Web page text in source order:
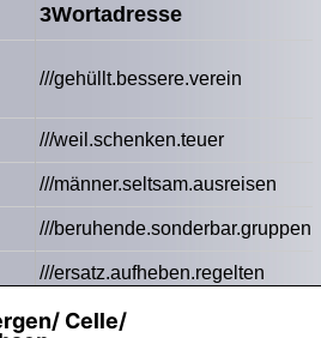
3Wortadresse
///gehüllt.bessere.verein
///weil.schenken.teuer
///männer.seltsam.ausreisen
///beruhende.sonderbar.gruppen
///ersatz.aufheben.regelten
///pfannen.milde.friede
Celle/